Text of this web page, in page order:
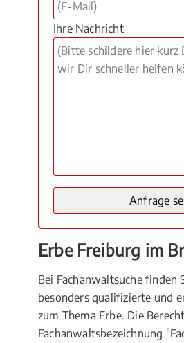
Ihre Nachricht
Erbe Freiburg im
Bei Fachanwaltsuche finden
besonders qualifizierte und
zum Thema Erbe. Die
Fachanwaltsbezeichnung